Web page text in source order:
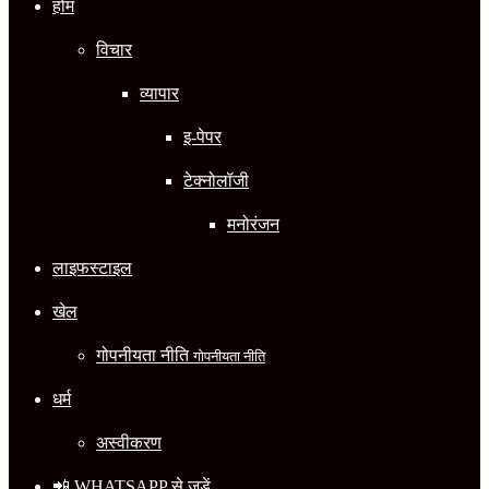
होम
विचार
व्यापार
इ-पेपर
टेक्नोलॉजी
मनोरंजन
लाइफस्टाइल
खेल
गोपनीयता नीतिगोपनीयता नीति
धर्म
अस्वीकरण